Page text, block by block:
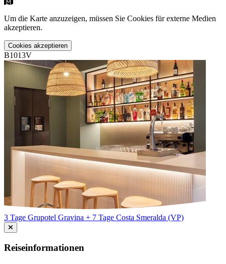
Um die Karte anzuzeigen, müssen Sie Cookies für externe Medien
akzeptieren.
Cookies akzeptieren
B1013V
3 Tage Grupotel Gravina + 7 Tage Costa Smeralda (VP)
Reiseinformationen